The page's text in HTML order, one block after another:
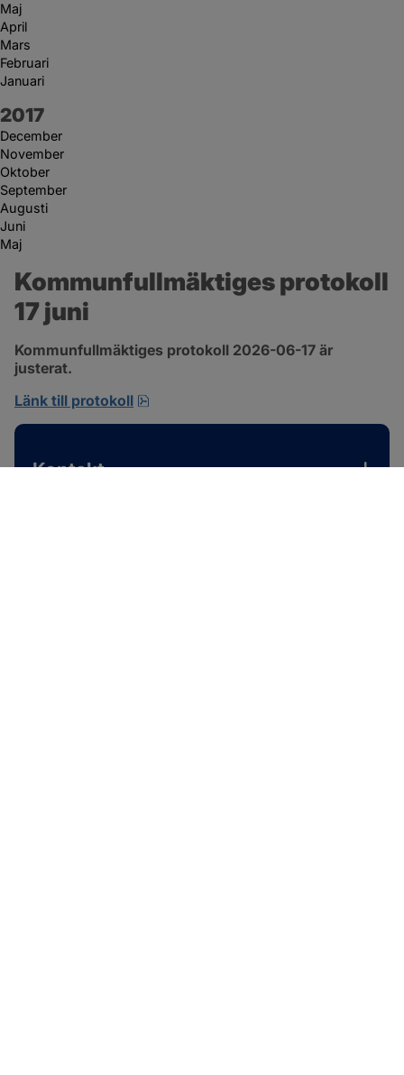
Maj
April
Mars
Februari
Januari
År:
2017
December
November
Oktober
September
Augusti
Juni
Maj
Kommunfullmäktiges protokoll
17 juni
Kommunfullmäktiges protokoll 2026-06-17 är
justerat.
Länk till protokoll
Kontakt